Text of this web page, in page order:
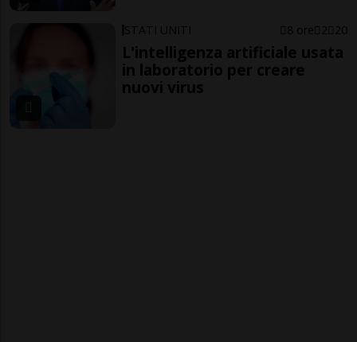
STATI UNITI 8 ore 2 20
L'intelligenza artificiale usata
in laboratorio per creare
nuovi virus